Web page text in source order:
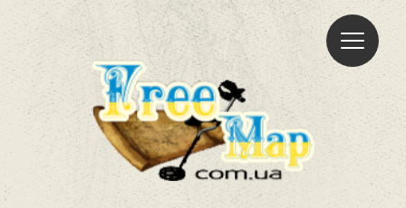
Freemap